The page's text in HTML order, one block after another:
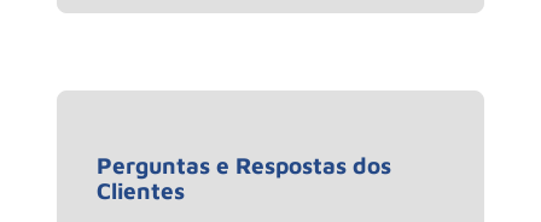
Perguntas e Respostas dos
Clientes